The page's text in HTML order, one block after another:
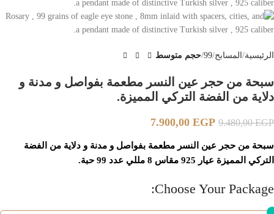
الرئيسية المسابح 99 حجم متوسط
سبحة من حجر عين النسر مطعمة بفواصل و مدنة و
دلاية من الفضة التركي المميزة.
9.480,00EGP
7.900,00 EGP
سبحة من حجر عين النسر مطعمة بفواصل و مدنة و دلاية من الفضة
التركي المميزة عيار 925 مقاس 8 مللي عدد 99 حبة.
Choose Your Package: